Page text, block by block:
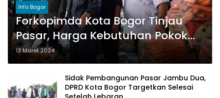
Info Bogor
Forkopimda Kota Bogor Tinjau
Pasar, Harga Kebutuhan Pokok
Masih Stabil
13 Maret 2024
Sidak Pembangunan Pasar Jambu Dua,
DPRD Kota Bogor Targetkan Selesai